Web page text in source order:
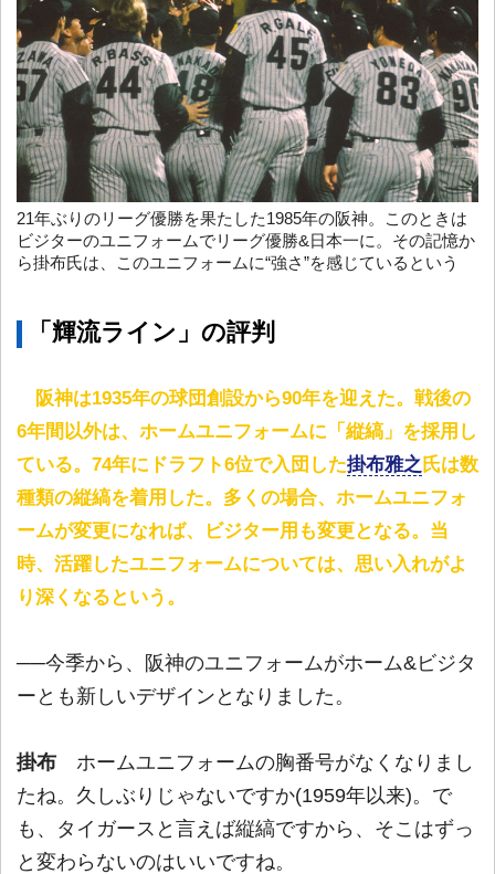
21年ぶりのリーグ優勝を果たした1985年の阪神。このときは
ビジターのユニフォームでリーグ優勝&日本一に。その記憶か
ら掛布氏は、このユニフォームに“強さ”を感じているという
「輝流ライン」の評判
阪神は1935年の球団創設から90年を迎えた。戦後の
6年間以外は、ホームユニフォームに「縦縞」を採用し
ている。74年にドラフト6位で入団した掛布雅之 氏は数
種類の縦縞を着用した。多くの場合、ホームユニフォ
ームが変更になれば、ビジター用も変更となる。当
時、活躍したユニフォームについては、思い入れがよ
り深くなるという。
──今季から、阪神のユニフォームがホーム&ビジタ
ーとも新しいデザインとなりました。
掛布 ホームユニフォームの胸番号がなくなりまし
たね。久しぶりじゃないですか(1959年以来)。で
も、タイガースと言えば縦縞ですから、そこはずっ
と変わらないのはいいですね。